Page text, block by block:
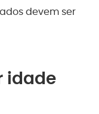
devem ser
idade